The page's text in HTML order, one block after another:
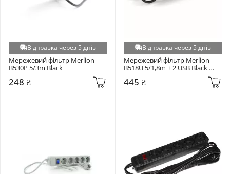
Відправка через 5 днів
Мережевий фільтр Merlion
B530P 5/3m Black
248 ₴
Відправка через 5 днів
Мережевий фільтр Merlion
B518U 5/1,8m + 2 USB Black
445 ₴